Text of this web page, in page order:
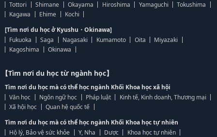
Tottori
Shimane Okayama Hiroshima Yamaguchi
Tokushima
Kagawa
Ehime
Kochi
[Tìm nơi du học ở Kyushu・Okinawa]
Fukuoka
Saga Nagasaki Kumamoto Oita
Miyazaki
Kagoshima
Okinawa
【Tìm nơi du học từ ngành học】
Tìm nơi du học mà có thể học ngành Khối Khoa học xã hội
Văn học
Ngôn ngữ học Pháp luật
Kinh tế, Kinh doanh, Thương mại
Xã hội học
Quan hệ quốc tế
Tìm nơi du học mà có thể học ngành Khối Khoa học tự nhiên
Hộ lý, Bảo vệ sức khỏe
Y, Nha Dược
Khoa học tự nhiên